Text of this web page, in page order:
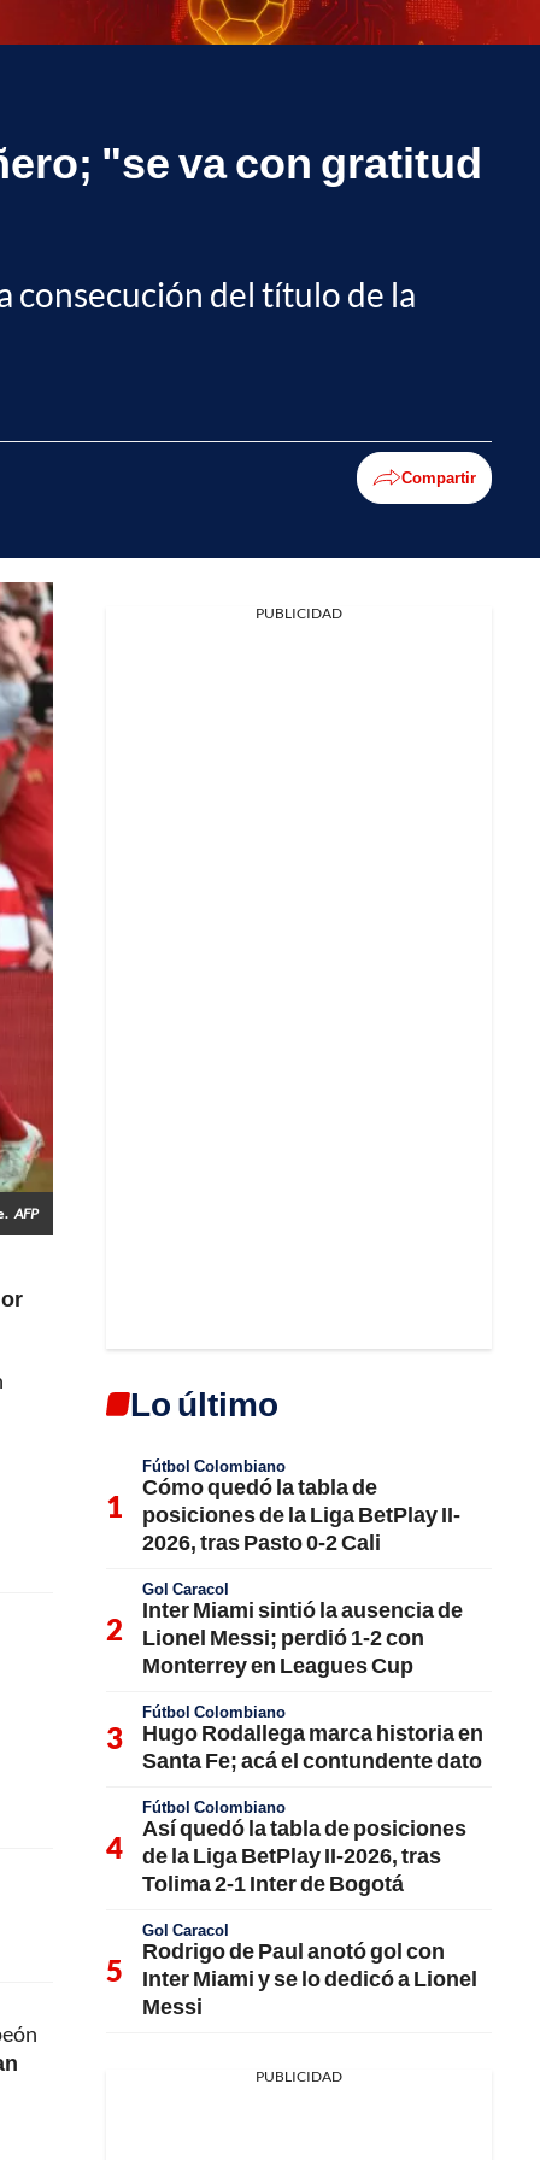
"se va con gratitud
consecución del título de la
Compartir
AFP
PUBLICIDAD
Lo último
Fútbol Colombiano
Cómo quedó la tabla de
posiciones de la Liga BetPlay II-
2026, tras Pasto 0-2 Cali
Gol Caracol
Inter Miami sintió la ausencia de
Lionel Messi; perdió 1-2 con
Monterrey en Leagues Cup
Fútbol Colombiano
Hugo Rodallega marca historia en
Santa Fe; acá el contundente dato
Fútbol Colombiano
Así quedó la tabla de posiciones
de la Liga BetPlay II-2026, tras
Tolima 2-1 Inter de Bogotá
Gol Caracol
Rodrigo de Paul anotó gol con
Inter Miami y se lo dedicó a Lionel
Messi
PUBLICIDAD